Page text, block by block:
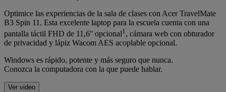
Optimice las experiencias de la sala de clases con Acer TravelMate
B3 Spin 11. Esta excelente laptop para la escuela cuenta con una
pantalla táctil FHD de 11,6'' opcional1 , cámara web con obturador
de privacidad y lápiz Wacom AES acoplable opcional.
Windows es rápido, potente y más seguro que nunca.
Conozca la computadora con la que puede hablar.
Ver video